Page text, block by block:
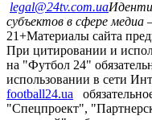
legal@24tv.com.ua
субъектов в сфере медиа
21+Материалы сайта
При цитировании и
на "Футбол 24"
использовании в сети
football24.ua
"Спецпроект",